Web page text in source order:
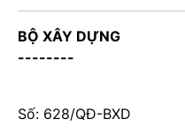
BỘ XÂY DỰNG
--------
Số: 628/QĐ-BXD